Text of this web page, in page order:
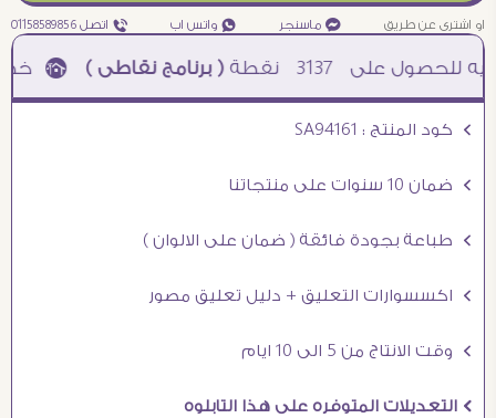
او اشترى عن طريق ¥ ماسنجر ₧ واتس اب ƒ اتصل 01158589856
3137 نقطة( برنامج نقاطى )à خصم 5% للعملاء الجدد à شحن مجانى عند الشراء ب 4000 جنيه à
Ö كود المنتج : SA94161
Ö ضمان 10 سنوات على منتجاتنا
Ö طباعة بجودة فائقة ( ضمان على الالوان )
Ö اكسسوارات التعليق + دليل تعليق مصور
Ö وقت الانتاج من 5 الى 10 ايام
Ö التعديلات المتوفره على هذا التابلوه